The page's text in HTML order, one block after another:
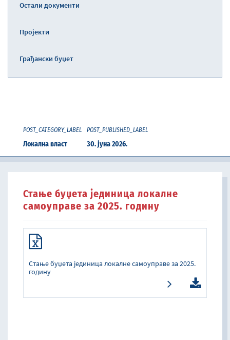
Остали документи
Пројекти
Грађански буџет
POST_CATEGORY_LABEL
Локална власт
POST_PUBLISHED_LABEL
30. јуна 2026.
Стање буџета јединица локалне
самоуправе за 2025. годину
Стање буџета јединица локалне самоуправе за 2025.
годину